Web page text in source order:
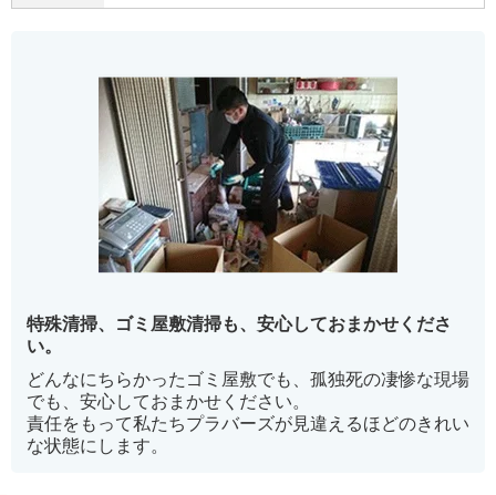
特殊清掃、ゴミ屋敷清掃も、安心しておまかせくださ
い。
どんなにちらかったゴミ屋敷でも、孤独死の凄惨な現場
でも、安心しておまかせください。
責任をもって私たちプラバーズが見違えるほどのきれい
な状態にします。